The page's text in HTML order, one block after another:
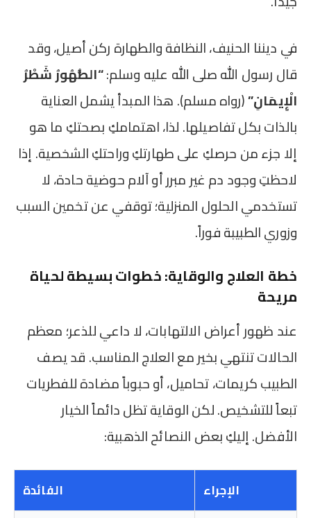
في ديننا الحنيف، النظافة والطهارة ركن أصيل، وقد
قال رسول الله صلى الله عليه وسلم:“الطُّهُورُ شَطْرُ
الْإِيمَانِ”(رواه مسلم). هذا المبدأ يشمل العناية
بالذات بكل تفاصيلها. لذا، اهتمامكِ بصحتكِ ما هو
إلا جزء من حرصكِ على طهارتكِ وراحتكِ الشخصية. إذا
لاحظتِ وجود دم غير مبرر أو آلام حوضية حادة، لا
تستخدمي الحلول المنزلية؛ توقفي عن تخمين السبب
وزوري الطبيبة فوراً.
خطة العلاج والوقاية: خطوات بسيطة لحياة
مريحة
عند ظهور أعراض الالتهابات، لا داعي للذعر؛ معظم
الحالات تنتهي بخير مع العلاج المناسب. قد يصف
الطبيب كريمات، تحاميل، أو حبوباً مضادة للفطريات
تبعاً للتشخيص. لكن الوقاية تظل دائماً الخيار
الأفضل. إليكِ بعض النصائح الذهبية:
الإجراء
الفائدة